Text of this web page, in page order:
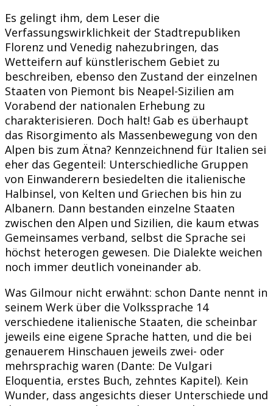
Es gelingt ihm, dem Leser die
Verfassungswirklichkeit der Stadtrepubliken
Florenz und Venedig nahezubringen, das
Wetteifern auf künstlerischem Gebiet zu
beschreiben, ebenso den Zustand der einzelnen
Staaten von Piemont bis Neapel-Sizilien am
Vorabend der nationalen Erhebung zu
charakterisieren. Doch halt! Gab es überhaupt
das Risorgimento als Massenbewegung von den
Alpen bis zum Ätna? Kennzeichnend für Italien sei
eher das Gegenteil: Unterschiedliche Gruppen
von Einwanderern besiedelten die italienische
Halbinsel, von Kelten und Griechen bis hin zu
Albanern. Dann bestanden einzelne Staaten
zwischen den Alpen und Sizilien, die kaum etwas
Gemeinsames verband, selbst die Sprache sei
höchst heterogen gewesen. Die Dialekte weichen
noch immer deutlich voneinander ab.
Was Gilmour nicht erwähnt: schon Dante nennt in
seinem Werk über die Volkssprache 14
verschiedene italienische Staaten, die scheinbar
jeweils eine eigene Sprache hatten, und die bei
genauerem Hinschauen jeweils zwei- oder
mehrsprachig waren (Dante: De Vulgari
Eloquentia, erstes Buch, zehntes Kapitel). Kein
Wunder, dass angesichts dieser Unterschiede und